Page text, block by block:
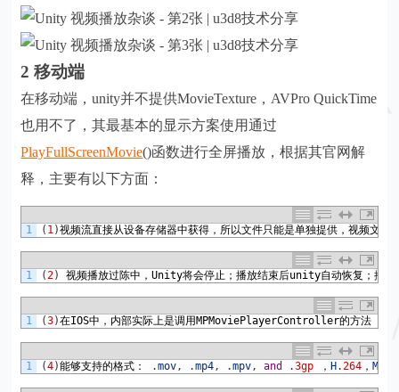
2 移动端
在移动端，unity并不提供MovieTexture，AVPro QuickTime
也用不了，其最基本的显示方案使用通过
PlayFullScreenMovie()函数进行全屏播放，根据其官网解
释，主要有以下方面：
1 ( 1)视频流直接从设备存储器中获得，所以文件只能是单独提供，视频文件
1 (2) 视频播放过陈中，Unity将会停止；播放结束后unity自动恢复；播
1 (3)在IOS中，内部实际上是调用 MPMoviePlayerController的方法
1 (4)能够支持的格式： .mov, .mp4, .mpv, and .3gp ， H .264 ， MPEG